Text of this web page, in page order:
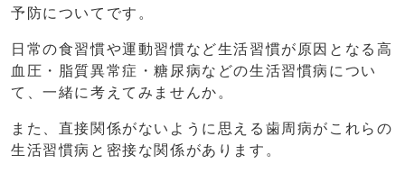
予防についてです。
日常の食習慣や運動習慣など生活習慣が原因となる高
血圧・脂質異常症・糖尿病などの生活習慣病につい
て、一緒に考えてみませんか。
また、直接関係がないように思える歯周病がこれらの
生活習慣病と密接な関係があります。